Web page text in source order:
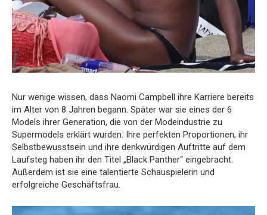
Nur wenige wissen, dass Naomi Campbell ihre Karriere bereits
im Alter von 8 Jahren begann. Später war sie eines der 6
Models ihrer Generation, die von der Modeindustrie zu
Supermodels erklärt wurden. Ihre perfekten Proportionen, ihr
Selbstbewusstsein und ihre denkwürdigen Auftritte auf dem
Laufsteg haben ihr den Titel „Black Panther“ eingebracht.
Außerdem ist sie eine talentierte Schauspielerin und
erfolgreiche Geschäftsfrau.